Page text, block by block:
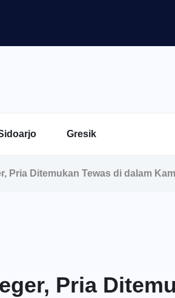
Gresik
Pria Ditemukan Tewas di dalam
Pria